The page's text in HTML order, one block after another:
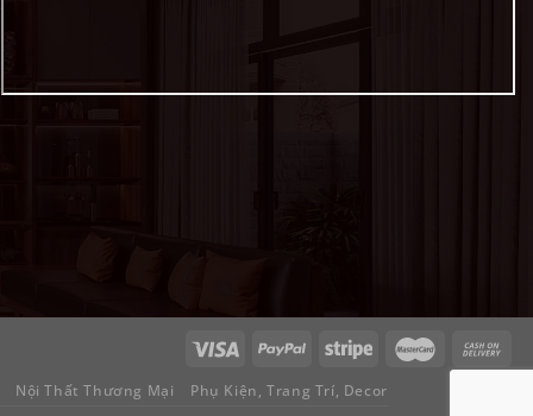
Nội Thất Thương Mại Phụ Kiện, Trang Trí, Decor